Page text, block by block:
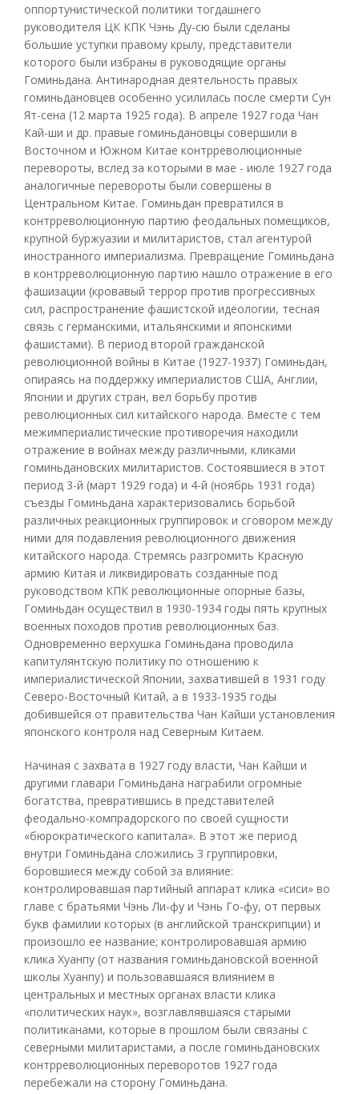
оппортунистической политики тогдашнего
руководителя ЦК КПК Чэнь Ду-сю были сделаны
большие уступки правому крылу, представители
которого были избраны в руководящие органы
Гоминьдана. Антинародная деятельность правых
гоминьдановцев особенно усилилась после смерти Сун
Ят-сена (12 марта 1925 года). В апреле 1927 года Чан
Кай-ши и др. правые гоминьдановцы совершили в
Восточном и Южном Китае контрреволюционные
перевороты, вслед за которыми в мае - июле 1927 года
аналогичные перевороты были совершены в
Центральном Китае. Гоминьдан превратился в
контрреволюционную партию феодальных помещиков,
крупной буржуазии и милитаристов, стал агентурой
иностранного империализма. Превращение Гоминьдана
в контрреволюционную партию нашло отражение в его
фашизации (кровавый террор против прогрессивных
сил, распространение фашистской идеологии, тесная
связь с германскими, итальянскими и японскими
фашистами). В период второй гражданской
революционной войны в Китае (1927-1937) Гоминьдан,
опираясь на поддержку империалистов США, Англии,
Японии и других стран, вел борьбу против
революционных сил китайского народа. Вместе с тем
межимпериалистические противоречия находили
отражение в войнах между различными, кликами
гоминьдановских милитаристов. Состоявшиеся в этот
период 3-й (март 1929 года) и 4-й (ноябрь 1931 года)
съезды Гоминьдана характеризовались борьбой
различных реакционных группировок и сговором между
ними для подавления революционного движения
китайского народа. Стремясь разгромить Красную
армию Китая и ликвидировать созданные под
руководством КПК революционные опорные базы,
Гоминьдан осуществил в 1930-1934 годы пять крупных
военных походов против революционных баз.
Одновременно верхушка Гоминьдана проводила
капитулянтскую политику по отношению к
империалистической Японии, захватившей в 1931 году
Северо-Восточный Китай, а в 1933-1935 годы
добившейся от правительства Чан Кайши установления
японского контроля над Северным Китаем.
Начиная с захвата в 1927 году власти, Чан Кайши и
другими главари Гоминьдана награбили огромные
богатства, превратившись в представителей
феодально-компрадорского по своей сущности
«бюрократического капитала». В этот же период
внутри Гоминьдана сложились 3 группировки,
боровшиеся между собой за влияние:
контролировавшая партийный аппарат клика «сиси» во
главе с братьями Чэнь Ли-фу и Чэнь Го-фу, от первых
букв фамилии которых (в английской транскрипции) и
произошло ее название; контролировавшая армию
клика Хуанпу (от названия гоминьдановской военной
школы Хуанпу) и пользовавшаяся влиянием в
центральных и местных органах власти клика
«политических наук», возглавлявшаяся старыми
политиканами, которые в прошлом были связаны с
северными милитаристами, а после гоминьдановских
контрреволюционных переворотов 1927 года
перебежали на сторону Гоминьдана.